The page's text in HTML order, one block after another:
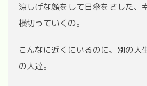
涼しげな顔をして日傘をさした、
横切っていくの。
こんなに近くにいるのに、別の人
の人達。